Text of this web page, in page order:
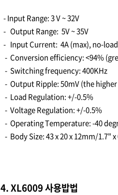
- Input Range: 3 V ~ 32V
- Output Range: 5V ~ 35V
- Input Current: 4A (max), no-
- Conversion efficiency: <94%
- Switching frequency: 400KHz
- Output Ripple: 50mV (the
- Load Regulation: +/-0.5%
- Voltage Regulation: +/-0.5%
- Operating Temperature: -40
- Body Size: 43 x 20 x 12mm/1.7"
4. XL6009 사용밥법